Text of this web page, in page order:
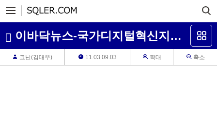
이바닥뉴스-국가디지털혁신지구,클라우드3사,MS365코파일럿,AI신약개발
코난(김대우) 11.03 09:03 확대 축소